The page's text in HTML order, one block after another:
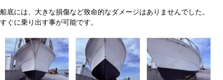
船底には、大きな損傷など致命的なダメージはありませんでした。
すぐに乗り出す事が可能です。